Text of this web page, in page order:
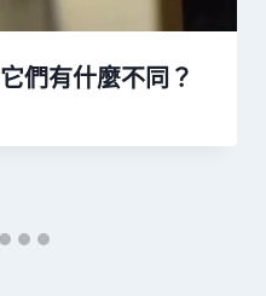
們有什麼不同？